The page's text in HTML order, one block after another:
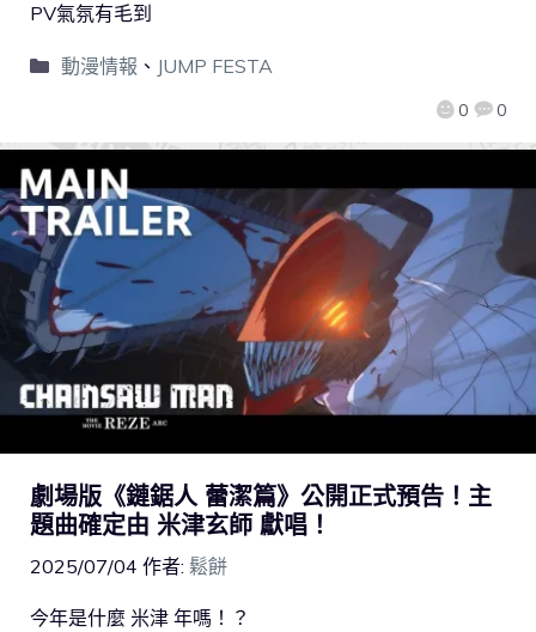
0 0
PV氣氛有毛到
動漫情報 、 JUMP FESTA
劇場版《鏈鋸人 蕾潔篇》公開正式預告！主
題曲確定由 米津玄師 獻唱！
2025/07/04 作者: 鬆餅
今年是什麼 米津 年嗎！？